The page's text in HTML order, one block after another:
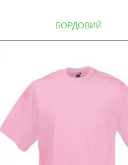
БОРДОВИЙ